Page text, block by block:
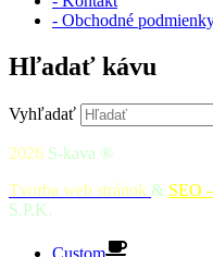
- Obchodné
Hľadať kávu
Vyhľadať
2026 S-kava ®
Tvorba web stránok & SEO
S.P.K.
Custom